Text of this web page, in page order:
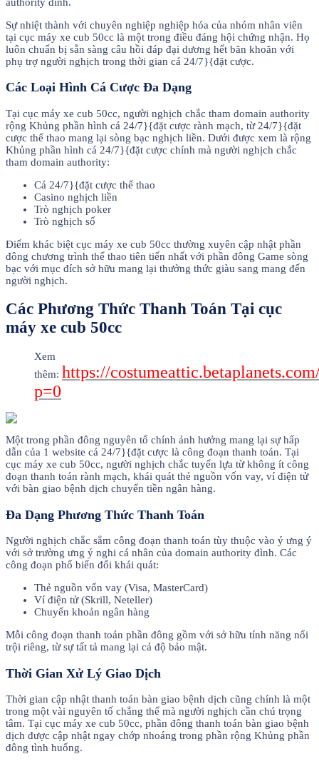
Sự nhiệt thành với chuyên nghiệp nghiệp hóa của nhóm nhân viên
tại cục máy xe cub 50cc là một trong điều đáng hội chứng nhận. Họ
luôn chuẩn bị sẵn sàng câu hồi đáp đại dương hết băn khoăn với
phụ trợ người nghịch trong thời gian cá 24/7}{đặt cược.
Các Loại Hình Cá Cược Đa Dạng
Tại cục máy xe cub 50cc, người nghịch chắc tham domain authority
rộng Khủng phần hình cá 24/7}{đặt cược rành mạch, từ 24/7}{đặt
cược thể thao mang lại sòng bạc nghịch liền. Dưới được xem là rộng
Khủng phần hình cá 24/7}{đặt cược chính mà người nghịch chắc
tham domain authority:
Cá 24/7}{đặt cược thể thao
Casino nghịch liền
Trò nghịch poker
Trò nghịch số
Điểm khác biệt cục máy xe cub 50cc thường xuyên cập nhật phần
đông chương trình thể thao tiên tiến nhất với phần đông Game sòng
bạc với mục đích sở hữu mang lại thưởng thức giàu sang mang đến
người nghịch.
Các Phương Thức Thanh Toán Tại cục
máy xe cub 50cc
Xem
thêm: https://
p=0
Một trong phần đông nguyên tố chính ảnh hưởng mang lại sự hấp
dẫn của 1 website cá 24/7}{đặt cược là công đoạn thanh toán. Tại
cục máy xe cub 50cc, người nghịch chắc tuyển lựa từ không ít công
đoạn thanh toán rành mạch, khái quát thẻ nguồn vốn vay, ví điện tử
với bàn giao bệnh dịch chuyển tiền ngân hàng.
Đa Dạng Phương Thức Thanh Toán
Người nghịch chắc sắm công đoạn thanh toán tùy thuộc vào ý ưng ý
với sở trường ưng ý nghi cá nhân của domain authority đình. Các
công đoạn phổ biến đổi khái quát:
Thẻ nguồn vốn vay (Visa, MasterCard)
Ví điện tử (Skrill, Neteller)
Chuyển khoản ngân hàng
Mỗi công đoạn thanh toán phần đông gồm với sở hữu tính năng nổi
trội riêng, từ sự tất tả mang lại cả độ bảo mật.
Thời Gian Xử Lý Giao Dịch
Thời gian cập nhật thanh toán bàn giao bệnh dịch cũng chính là một
trong một vài nguyên tố chẳng thể mà người nghịch cần chú trọng
tâm. Tại cục máy xe cub 50cc, phần đông thanh toán bàn giao bệnh
dịch được cập nhật ngay chớp nhoáng trong phần rộng Khủng phần
đông tình huống.